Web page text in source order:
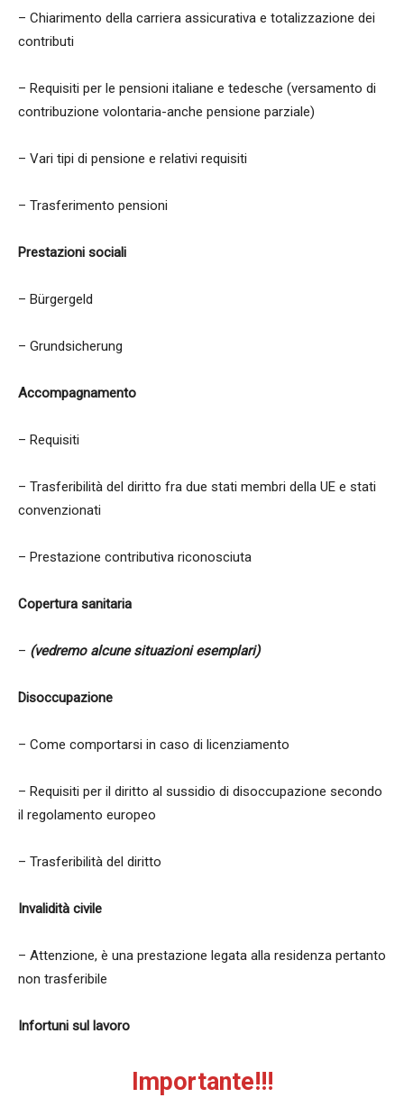
– Chiarimento della carriera assicurativa e totalizzazione dei
contributi
– Requisiti per le pensioni italiane e tedesche (versamento di
contribuzione volontaria-anche pensione parziale)
– Vari tipi di pensione e relativi requisiti
– Trasferimento pensioni
Prestazioni sociali
– Bürgergeld
– Grundsicherung
Accompagnamento
– Requisiti
– Trasferibilità del diritto fra due stati membri della UE e stati
convenzionati
– Prestazione contributiva riconosciuta
Copertura sanitaria
– (vedremo alcune situazioni esemplari)
Disoccupazione
– Come comportarsi in caso di licenziamento
– Requisiti per il diritto al sussidio di disoccupazione secondo
il regolamento europeo
– Trasferibilità del diritto
Invalidità civile
– Attenzione, è una prestazione legata alla residenza pertanto
non trasferibile
Infortuni sul lavoro
Importante!!!